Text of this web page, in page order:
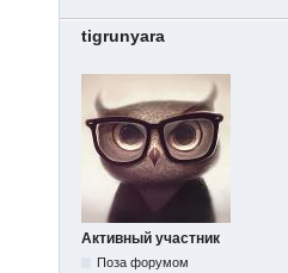
tigrunyara
Активный участник
Поза форумом